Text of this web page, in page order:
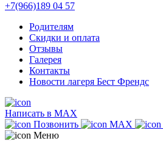
+7(966)189 04 57
Родителям
Скидки и оплата
Отзывы
Галерея
Контакты
Новости лагеря Бест Френдс
Написать в MAX
Позвонить
MAX
Меню